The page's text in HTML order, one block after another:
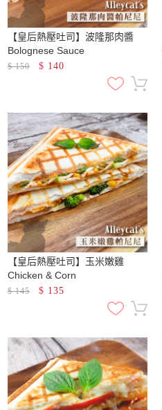
【皇后熱壓吐司】波隆那肉醬
Bolognese Sauce
$150 $ 140
【皇后熱壓吐司】玉米嫩雞
Chicken & Corn
$145 $ 135